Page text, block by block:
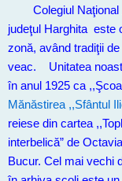
Colegiul Naţional
judeţul Harghita este
zonă, având tradiţii
veac. Unitatea
în anul 1925 ca
Mănăstirea ,,Sfântul
reiese din cartea
interbelică” de
Bucur. Cel mai vechi